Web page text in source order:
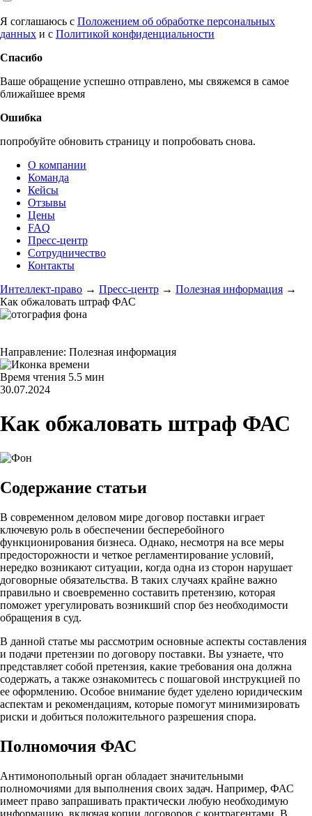
Я соглашаюсь с Положением об обработке персональных
данных и с Политикой конфиденциальности
Спасибо
Ваше обращение успешно отправлено, мы свяжемся в самое
ближайшее время
Ошибка
попробуйте обновить страницу и попробовать снова.
О компании
Команда
Кейсы
Отзывы
Цены
FAQ
Пресс-центр
Сотрудничество
Контакты
Интеллект-право → Пресс-центр → Полезная информация →
Как обжаловать штраф ФАС
Направление: Полезная информация
Время чтения 5.5 мин
30.07.2024
Как обжаловать штраф ФАС
Содержание статьи
В современном деловом мире договор поставки играет
ключевую роль в обеспечении бесперебойного
функционирования бизнеса. Однако, несмотря на все меры
предосторожности и четкое регламентирование условий,
нередко возникают ситуации, когда одна из сторон нарушает
договорные обязательства. В таких случаях крайне важно
правильно и своевременно составить претензию, которая
поможет урегулировать возникший спор без необходимости
обращения в суд.
В данной статье мы рассмотрим основные аспекты составления
и подачи претензии по договору поставки. Вы узнаете, что
представляет собой претензия, какие требования она должна
содержать, а также ознакомитесь с пошаговой инструкцией по
ее оформлению. Особое внимание будет уделено юридическим
аспектам и рекомендациям, которые помогут минимизировать
риски и добиться положительного разрешения спора.
Полномочия ФАС
Антимонопольный орган обладает значительными
полномочиями для выполнения своих задач. Например, ФАС
имеет право запрашивать практически любую необходимую
информацию, включая копии договоров с контрагентами. В